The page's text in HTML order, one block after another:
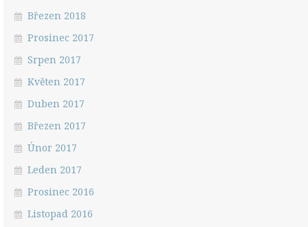
Březen 2018
Prosinec 2017
Srpen 2017
Květen 2017
Duben 2017
Březen 2017
Únor 2017
Leden 2017
Prosinec 2016
Listopad 2016